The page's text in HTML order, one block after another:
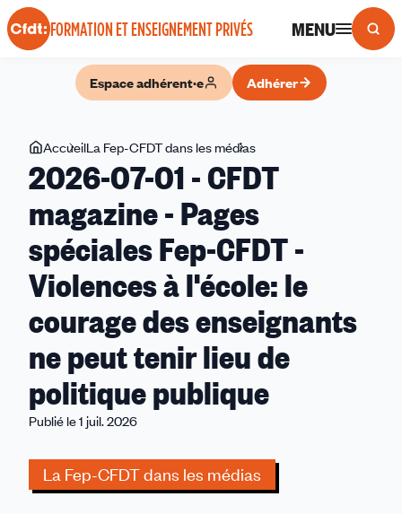
Panneau de gestion des cookies
FORMATION ET ENSEIGNEMENT PRIVÉS MENU
Espace adhérent·e Adhérer
Vous
êtes
ici
AccueilLa Fep-CFDT dans les médias
07-
-
CFDT
magazine
-
Pages
spéciales
Fep-
CFDT
-
l'école:
le
2026-07-01 - CFDT
magazine - Pages
spéciales Fep-CFDT -
Violences à l'école: le
courage des enseignants
ne peut tenir lieu de
politique publique
Publié le 1 juil. 2026
La Fep-CFDT dans les médias